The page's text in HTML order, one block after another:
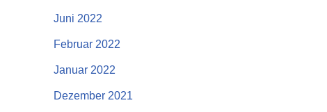
Juni 2022
Februar 2022
Januar 2022
Dezember 2021